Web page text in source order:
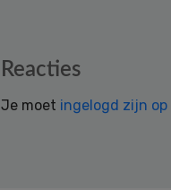
Reacties
Je moet ingelogd zijn op